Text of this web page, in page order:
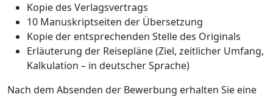
Kopie des Verlagsvertrags
10 Manuskriptseiten der Übersetzung
Kopie der entsprechenden Stelle des Originals
Erläuterung der Reisepläne (Ziel, zeitlicher Umfang,
Kalkulation – in deutscher Sprache)
Nach dem Absenden der Bewerbung erhalten Sie eine